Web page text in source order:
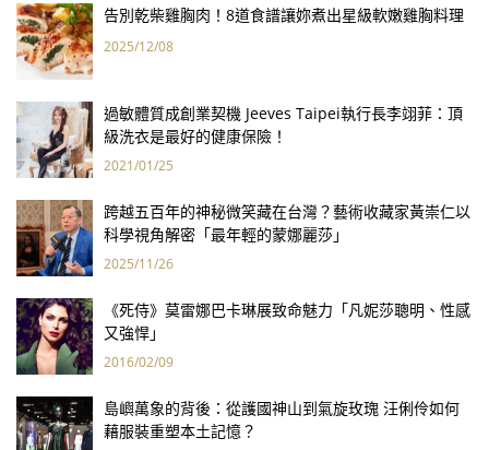
告別乾柴雞胸肉！8道食譜讓妳煮出星級軟嫩雞胸料理
2025/12/08
過敏體質成創業契機 Jeeves Taipei執行長李翊菲：頂
級洗衣是最好的健康保險！
2021/01/25
跨越五百年的神秘微笑藏在台灣？藝術收藏家黃崇仁以
科學視角解密「最年輕的蒙娜麗莎」
2025/11/26
《死侍》莫雷娜巴卡琳展致命魅力「凡妮莎聰明、性感
又強悍」
2016/02/09
島嶼萬象的背後：從護國神山到氣旋玫瑰 汪俐伶如何
藉服裝重塑本土記憶？